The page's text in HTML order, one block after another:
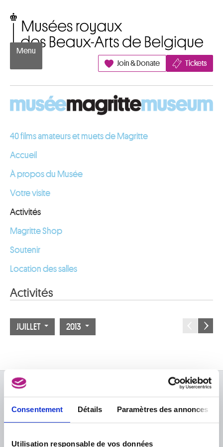
Consentement Détails Paramètres des annonces
Utilisation responsable de vos données
Menu
Join & Donate
Tickets
40 films amateurs et muets de Magritte
Accueil
À propos du Musée
Votre visite
Activités
Magritte Shop
Soutenir
Location des salles
Activités
JUILLET 2013
Publications